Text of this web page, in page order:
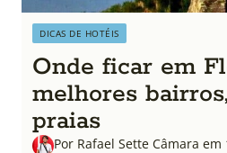
DICAS DE HOTÉIS
Onde ficar em
melhores
praias
Por Rafael Sette Câmara em